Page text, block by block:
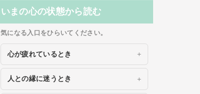
いまの心の状態から読む
気になる入口をひらいてください。
心が疲れているとき
人との縁に迷うとき